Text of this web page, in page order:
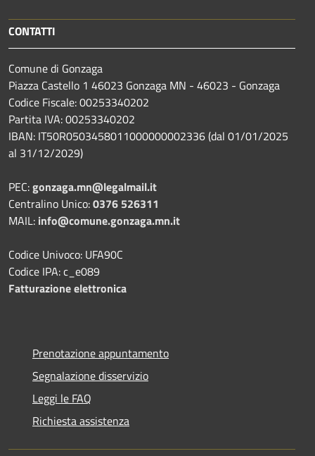
CONTATTI
Comune di Gonzaga
Piazza Castello 1 46023 Gonzaga MN - 46023 - Gonzaga
Codice Fiscale: 00253340202
Partita IVA: 00253340202
IBAN: IT50R0503458011000000002336 (dal 01/01/2025
al 31/12/2029)
PEC:gonzaga.mn@legalmail.it
Centralino Unico:0376 526311
MAIL: info@comune.gonzaga.mn.it
Codice Univoco: UFA90C
Codice IPA: c_e089
Fatturazione elettronica
Prenotazione appuntamento
Segnalazione disservizio
Leggi le FAQ
Richiesta assistenza